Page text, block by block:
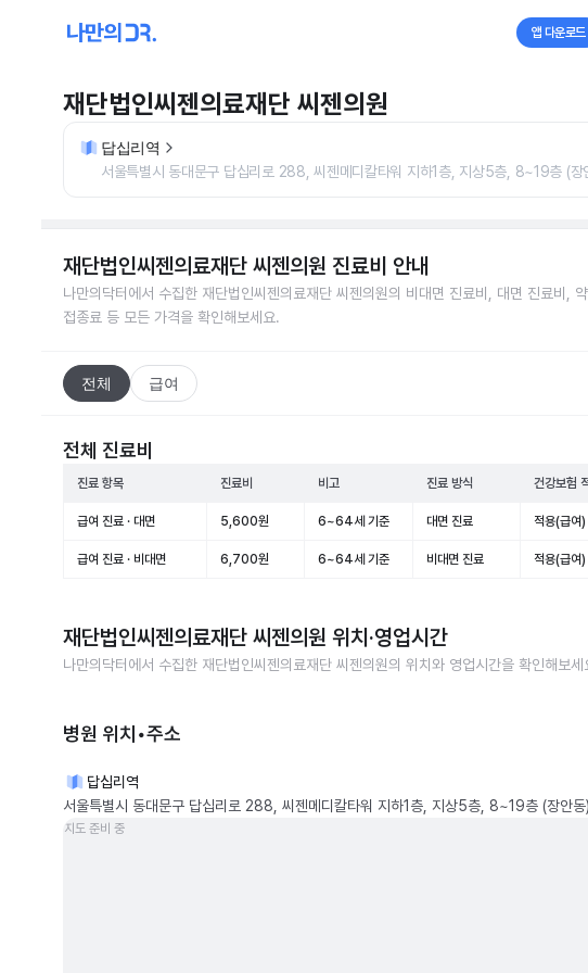
앱 다운로드
재단법인씨젠의료재단 씨젠의원
답십리역
서울특별시 동대문구 답십리로 288, 씨젠메디칼타워 지하1층, 지상5층, 8~19층 (장
재단법인씨젠의료재단 씨젠의원 진료비 안내
나만의닥터에서 수집한 재단법인씨젠의료재단 씨젠의원의 비대면 진료비, 대면 진료비,
접종료 등 모든 가격을 확인해보세요.
전체 급여
전체 진료비
진료 항목 진료비 비고 진료 방식 건강보험
급여 진료 · 대면 5,600원 6~64세 기준 대면 진료 적용(급여)
급여 진료 · 비대면 6,700원 6~64세 기준 비대면 진료 적용(급여)
재단법인씨젠의료재단 씨젠의원 위치·영업시간
나만의닥터에서 수집한 재단법인씨젠의료재단 씨젠의원의 위치와 영업시간을 확인해보세
병원 위치•주소
답십리역
서울특별시 동대문구 답십리로 288, 씨젠메디칼타워 지하1층, 지상5층, 8~19층 (장안
지도 준비 중